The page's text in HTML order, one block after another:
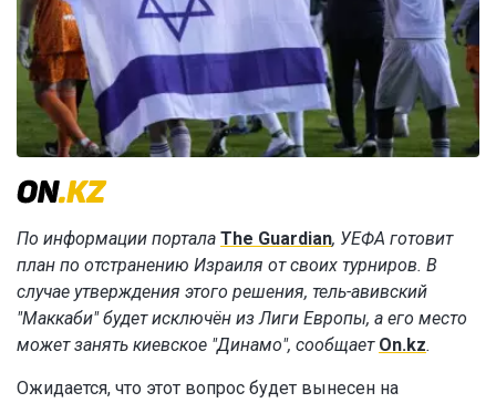
По информации портала The Guardian, УЕФА готовит
план по отстранению Израиля от своих турниров. В
случае утверждения этого решения, тель-авивский
"Маккаби" будет исключён из Лиги Европы, а его место
может занять киевское "Динамо", сообщает On.kz.
Ожидается, что этот вопрос будет вынесен на